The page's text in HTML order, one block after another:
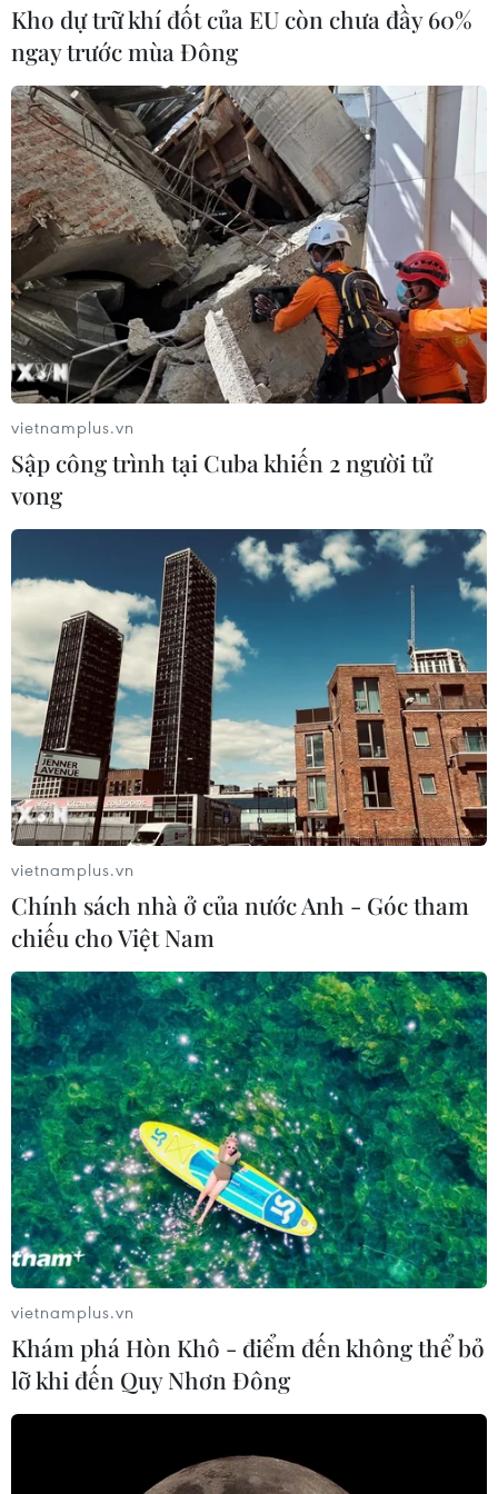
phạm công nghệ cao; tội phạm ma túy
Bộ trưởng Giáo dục xác nhận vụ hiệu
trưởng xâm hại tình dục học sinh
17/12/2018 14:12
Liên quan đến vụ việc xâm hại tình dục các học sinh tại
Phú Thọ đang gây xôn xao dư luận, Bộ trưởng Bộ Giáo
dục và Đào tạo Phùng Xuân Nhạ đã thừa nhận vụ việc
đang khiến cho học sinh hoang mang.
Chống xâm hại tình dục trẻ nam - cần lấp
khoảng trống pháp lý
18/12/2018 01:37
Có nhiều nguyên nhân dẫn đến xâm hại tình dục trẻ
em, trong đó có trẻ nam, nhưng có hai nguyên nhân
chính là khoảng trống trong hệ thống pháp luật và nhận
thức xã hội.
Kho dự trữ khí đốt của EU còn chưa đầy 60%
ngay trước mùa Đông
vietnamplus.vn
Sập công trình tại Cuba khiến 2 người tử
vong
vietnamplus.vn
Chính sách nhà ở của nước Anh - Góc tham
chiếu cho Việt Nam
vietnamplus.vn
Khám phá Hòn Khô - điểm đến không thể bỏ
lỡ khi đến Quy Nhơn Đông